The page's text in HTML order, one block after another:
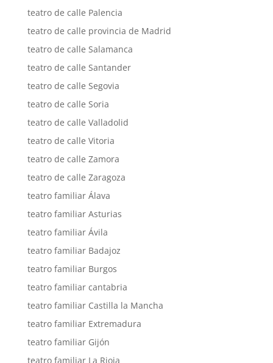
teatro de calle Palencia
teatro de calle provincia de Madrid
teatro de calle Salamanca
teatro de calle Santander
teatro de calle Segovia
teatro de calle Soria
teatro de calle Valladolid
teatro de calle Vitoria
teatro de calle Zamora
teatro de calle Zaragoza
teatro familiar Álava
teatro familiar Asturias
teatro familiar Ávila
teatro familiar Badajoz
teatro familiar Burgos
teatro familiar cantabria
teatro familiar Castilla la Mancha
teatro familiar Extremadura
teatro familiar Gijón
teatro familiar La Rioja